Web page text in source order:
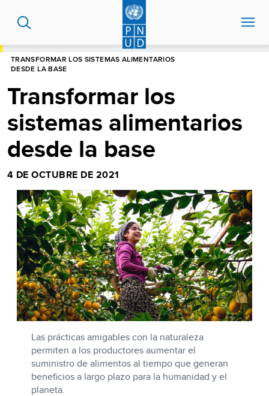
contenido
principal
TRANSFORMAR LOS SISTEMAS ALIMENTARIOS
DESDE LA BASE
Transformar los
sistemas alimentarios
desde la base
4 DE OCTUBRE DE 2021
Las prácticas amigables con la naturaleza
permiten a los productores aumentar el
suministro de alimentos al tiempo que generan
beneficios a largo plazo para la humanidad y el
planeta.